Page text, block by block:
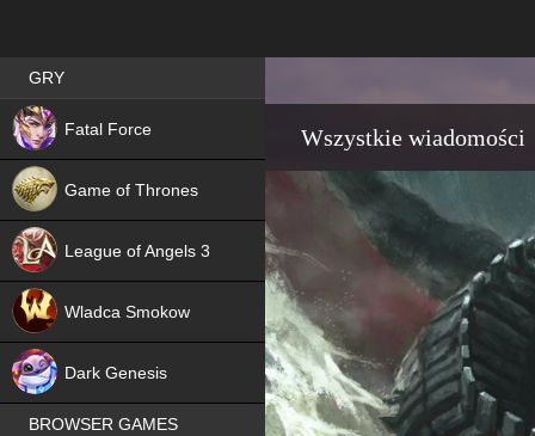
Wszystkie wiadomości
Best RPG games in Poland
GRY
Fatal Force
NEW
Game of Thrones
League of Angels 3
Wladca Smokow
Dark Genesis
NEW
BROWSER GAMES